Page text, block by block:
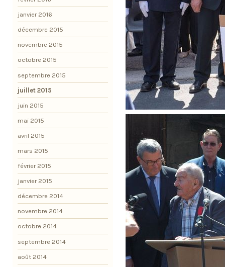
janvier 2016
décembre 2015
novembre 2015
octobre 2015
septembre 2015
juillet 2015
juin 2015
mai 2015
avril 2015
mars 2015
février 2015
janvier 2015
décembre 2014
novembre 2014
octobre 2014
septembre 2014
août 2014